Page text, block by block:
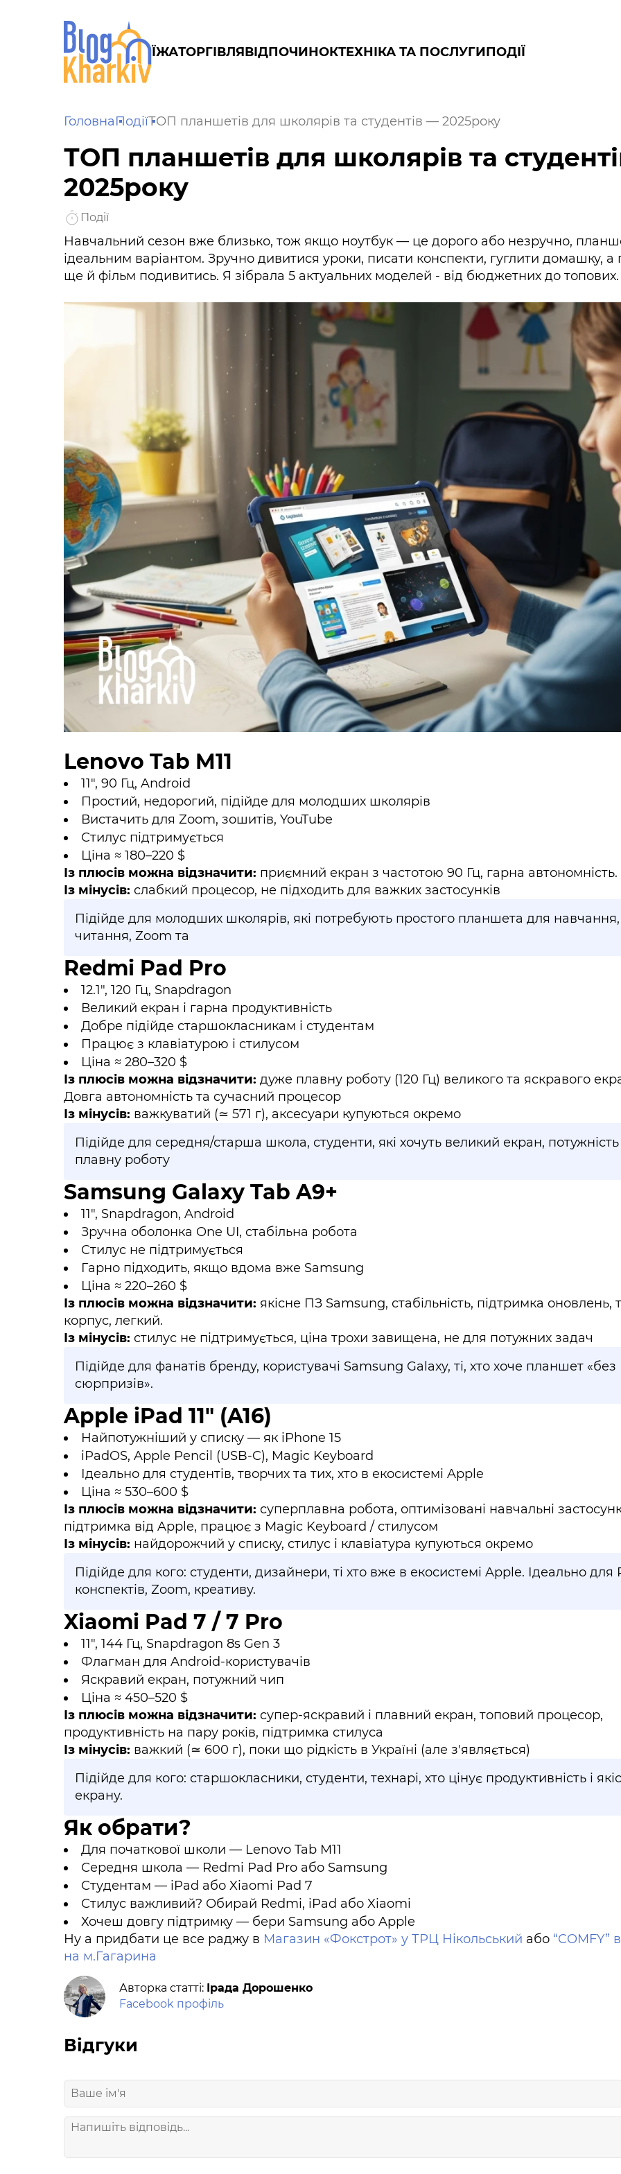
ЇЖАТОРГІВЛЯВІДПОЧИНОКТЕХНІКА ТА ПОСЛУГИПОДІЇ
ГоловнаПодіїТОП планшетів для школярів та студентів — 2025року
ТОП планшетів для школярів та
2025року
Події
Навчальний сезон вже близько, тож якщо ноутбук — це дорого або незручно,
ідеальним варіантом. Зручно дивитися уроки, писати конспекти, гуглити домашку, а
ще й фільм подивитись. Я зібрала 5 актуальних моделей - від бюджетних до топових.
Lenovo Tab M11
11", 90 Гц, Android
Простий, недорогий, підійде для молодших школярів
Вистачить для Zoom, зошитів, YouTube
Стилус підтримується
Ціна ≈ 180–220 $
Із плюсів можна відзначити: приємний екран з частотою 90 Гц, гарна автономність.
Із мінусів: слабкий процесор, не підходить для важких застосунків
Підійде для молодших школярів, які потребують простого планшета для навчання,
читання, Zoom та
Redmi Pad Pro
12.1", 120 Гц, Snapdragon
Великий екран і гарна продуктивність
Добре підійде старшокласникам і студентам
Працює з клавіатурою і стилусом
Ціна ≈ 280–320 $
Із плюсів можна відзначити: дуже плавну роботу (120 Гц) великого та яскравого
Довга автономність та сучасний процесор
Із мінусів: важкуватий (≃ 571 г), аксесуари купуються окремо
Підійде для середня/старша школа, студенти, які хочуть великий екран, потужність
плавну роботу
Samsung Galaxy Tab A9+
11", Snapdragon, Android
Зручна оболонка One UI, стабільна робота
Стилус не підтримується
Гарно підходить, якщо вдома вже Samsung
Ціна ≈ 220–260 $
Із плюсів можна відзначити: якісне ПЗ Samsung, стабільність, підтримка оновлень,
корпус, легкий.
Із мінусів: стилус не підтримується, ціна трохи завищена, не для потужних задач
Підійде для фанатів бренду, користувачі Samsung Galaxy, ті, хто хоче планшет «без
сюрпризів».
Apple iPad 11" (A16)
Найпотужніший у списку — як iPhone 15
iPadOS, Apple Pencil (USB-C), Magic Keyboard
Ідеально для студентів, творчих та тих, хто в екосистемі Apple
Ціна ≈ 530–600 $
Із плюсів можна відзначити: суперплавна робота, оптимізовані навчальні
підтримка від Apple, працює з Magic Keyboard / стилусом
Із мінусів: найдорожчий у списку, стилус і клавіатура купуються окремо
Підійде для кого: студенти, дизайнери, ті хто вже в екосистемі Apple. Ідеально для
конспектів, Zoom, креативу.
Xiaomi Pad 7 / 7 Pro
11", 144 Гц, Snapdragon 8s Gen 3
Флагман для Android-користувачів
Яскравий екран, потужний чип
Ціна ≈ 450–520 $
Із плюсів можна відзначити: супер-яскравий і плавний екран, топовий процесор,
продуктивність на пару років, підтримка стилуса
Із мінусів: важкий (≃ 600 г), поки що рідкість в Україні (але з'являється)
Підійде для кого: старшокласники, студенти, технарі, хто цінує продуктивність і
екрану.
Як обрати?
Для початкової школи — Lenovo Tab M11
Середня школа — Redmi Pad Pro або Samsung
Студентам — iPad або Xiaomi Pad 7
Стилус важливий? Обирай Redmi, iPad або Xiaomi
Хочеш довгу підтримку — бери Samsung або Apple
Ну а придбати це все раджу в Магазин «Фокстрот» у ТРЦ Нікольський або “COMFY”
на м.Гагарина
Авторка статті: Ірада Дорошенко
Facebook профіль
Відгуки